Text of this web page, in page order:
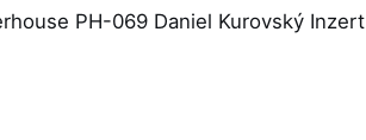
PH-069 Daniel Kurovský Inzert